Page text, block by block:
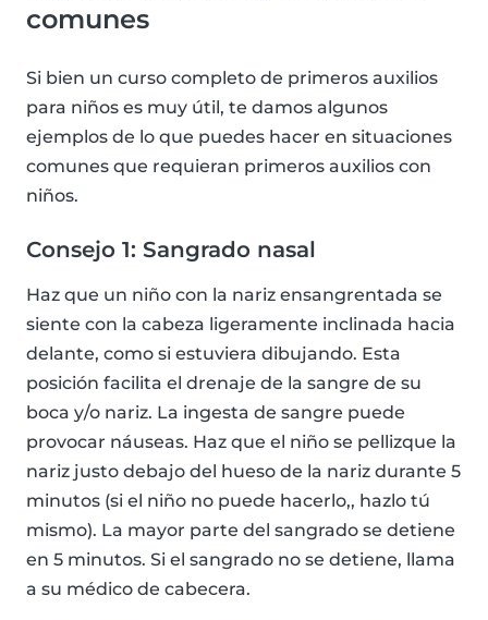
comunes
Si bien un curso completo de primeros auxilios
para niños es muy útil, te damos algunos
ejemplos de lo que puedes hacer en situaciones
comunes que requieran primeros auxilios con
niños.
Consejo 1: Sangrado nasal
Haz que un niño con la nariz ensangrentada se
siente con la cabeza ligeramente inclinada hacia
delante, como si estuviera dibujando. Esta
posición facilita el drenaje de la sangre de su
boca y/o nariz. La ingesta de sangre puede
provocar náuseas. Haz que el niño se pellizque la
nariz justo debajo del hueso de la nariz durante 5
minutos (si el niño no puede hacerlo,, hazlo tú
mismo). La mayor parte del sangrado se detiene
en 5 minutos. Si el sangrado no se detiene, llama
a su médico de cabecera.